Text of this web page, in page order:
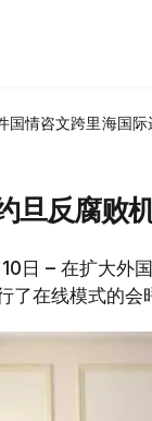
国情咨文跨里海国
旦反腐败
日 – 在扩大外
了在线模式的会